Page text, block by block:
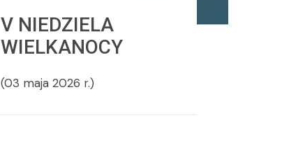
V NIEDZIELA
WIELKANOCY
(03 maja 2026 r.)